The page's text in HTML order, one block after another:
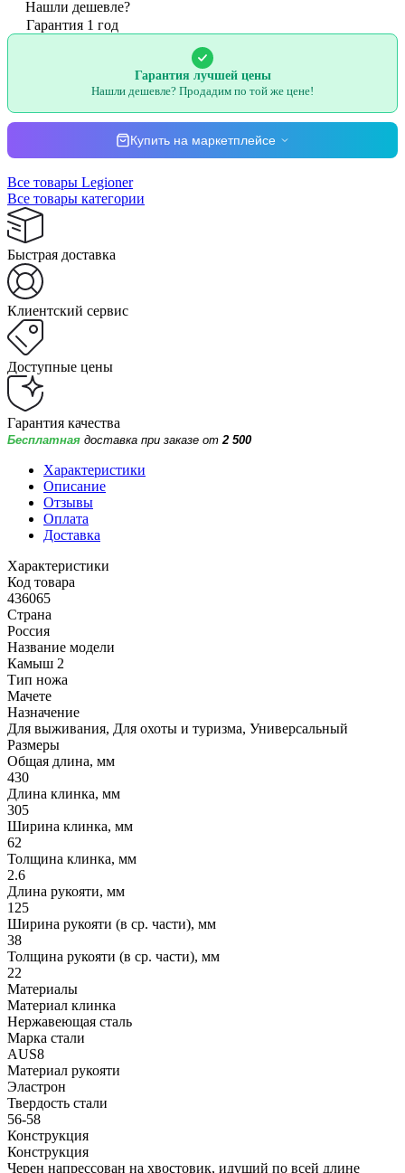
Нашли дешевле?
Гарантия 1 год
Гарантия лучшей цены
Нашли дешевле? Продадим по той же цене!
Купить на маркетплейсе
Все товары Legioner
Все товары категории
Быстрая доставка
Клиентский сервис
Доступные цены
Гарантия качества
Бесплатная доставка при заказе от 2 500
Характеристики
Описание
Отзывы
Оплата
Доставка
Характеристики
Код товара
436065
Страна
Россия
Название модели
Камыш 2
Тип ножа
Мачете
Назначение
Для выживания, Для охоты и туризма, Универсальный
Размеры
Общая длина, мм
430
Длина клинка, мм
305
Ширина клинка, мм
62
Толщина клинка, мм
2.6
Длина рукояти, мм
125
Ширина рукояти (в ср. части), мм
38
Толщина рукояти (в ср. части), мм
22
Материалы
Материал клинка
Нержавеющая сталь
Марка стали
AUS8
Материал рукояти
Эластрон
Твердость стали
56-58
Конструкция
Конструкция
Черен напрессован на хвостовик, идущий по всей длине